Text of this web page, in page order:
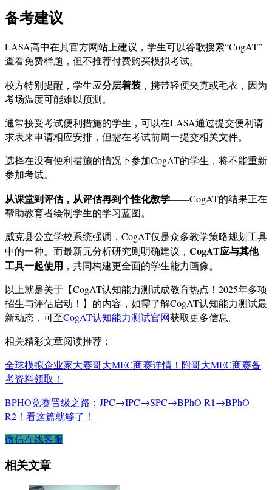
备考建议
LASA高中在其官方网站上建议，学生可以谷歌搜索“CogAT”
查看免费样题，但不推荐付费购买模拟考试。
校方特别提醒，学生应分层着装 ，携带轻便夹克或毛衣，因为
考场温度可能难以预测。
通常接受考试便利措施的学生，可以在LASA通过提交便利请
求表来申请相应安排，但需在考试前周一提交相关文件。
选择在没有便利措施的情况下参加CogAT的学生，将不能重新
参加考试。
从课堂到评估，从评估再到个性化教学——CogAT的结果正在
帮助教育者绘制学生的学习蓝图。
威克县公立学校系统强调，CogAT仅是众多教学策略规划工具
中的一种。而最新元分析研究则明确建议， CogAT应与其他
工具一起使用 ，共同构建更全面的学生能力画像。
以上就是关于【CogAT认知能力测试成教育热点！2025年多项
招生与评估启动！】的内容，如需了解CogAT认知能力测试最
新动态，可至CogAT认知能力测试官网获取更多信息。
相关精彩文章阅读推荐：
全球模拟企业家大赛哥大MEC商赛详情！附哥大MEC商赛备
考资料领取！
BPHO竞赛晋级之路：JPC→IPC→SPC→BPhO R1→BPhO
R2！看这篇就够了！
微信在线客服
相关文章